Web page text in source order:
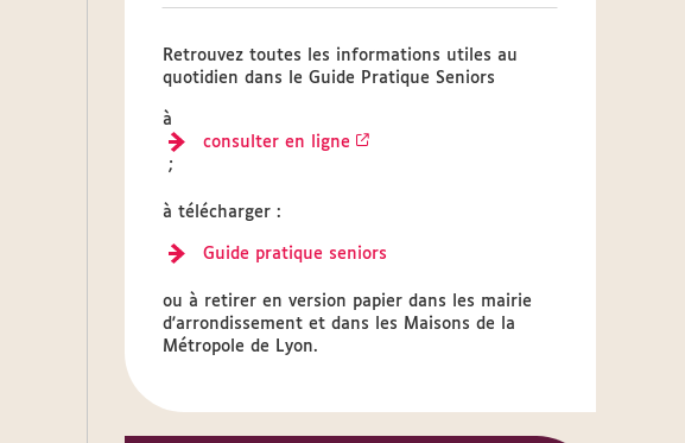
Retrouvez toutes les informations utiles au
quotidien dans le Guide Pratique Seniors
à
consulter en ligne
;
à télécharger :
Guide pratique seniors
ou à retirer en version papier dans les mairie
d'arrondissement et dans les Maisons de la
Métropole de Lyon.